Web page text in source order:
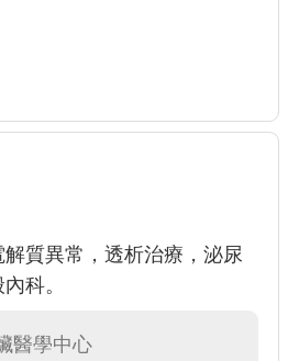
質異常，透析治療，泌尿
科。
醫學中心